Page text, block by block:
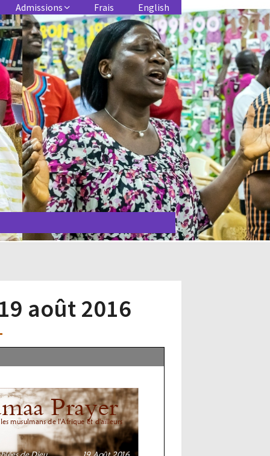
Admissions Frais English
août 2016